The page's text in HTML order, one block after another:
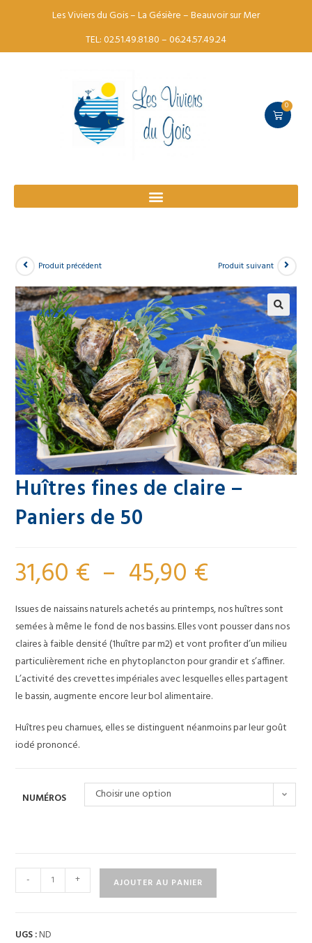
Les Viviers du Gois – La Gésière – Beauvoir sur Mer
TEL: 02.51.49.81.80 – 06.24.57.49.24
0
Produit précédent Produit suivant
🔍
Huîtres fines de claire –
Paniers de 50
31,60 € – 45,90 €
Issues de naissains naturels achetés au printemps, nos huîtres sont
semées à même le fond de nos bassins. Elles vont pousser dans nos
claires à faible densité (1huître par m2) et vont profiter d’un milieu
particulièrement riche en phytoplancton pour grandir et s’affiner.
L’activité des crevettes impériales avec lesquelles elles partagent
le bassin, augmente encore leur bol alimentaire.
Huîtres peu charnues, elles se distinguent néanmoins par leur goût
iodé prononcé.
NUMÉROS Choisir une option
- + AJOUTER AU PANIER
UGS :ND